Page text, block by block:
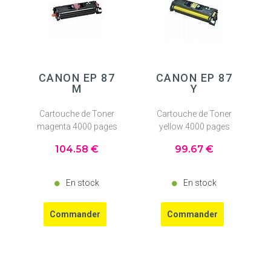
CANON EP 87
M
Cartouche de Toner
magenta 4000 pages
104.58 €
En stock
CANON EP 87
Y
Cartouche de Toner
yellow 4000 pages
99.67 €
En stock